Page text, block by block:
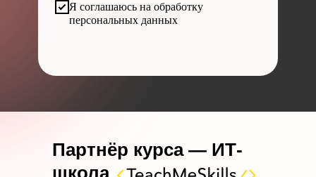
Я соглашаюсь на обработку
персональных данных
Партнёр курса — ИТ-
школа